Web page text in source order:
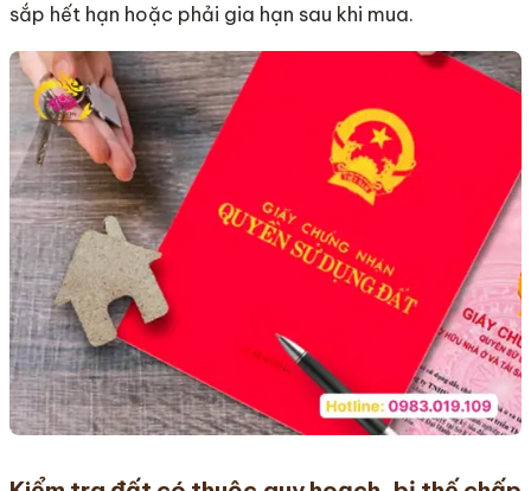
sắp hết hạn hoặc phải gia hạn sau khi mua.